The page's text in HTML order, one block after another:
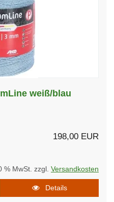
weiß/blau
198,00 EUR
% MwSt. zzgl. Versandkosten
Details